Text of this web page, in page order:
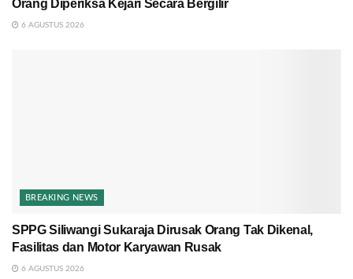
Orang Diperiksa Kejari Secara Bergilir
6 AGUSTUS 2026
BREAKING NEWS
SPPG Siliwangi Sukaraja Dirusak Orang Tak Dikenal,
Fasilitas dan Motor Karyawan Rusak
6 AGUSTUS 2026